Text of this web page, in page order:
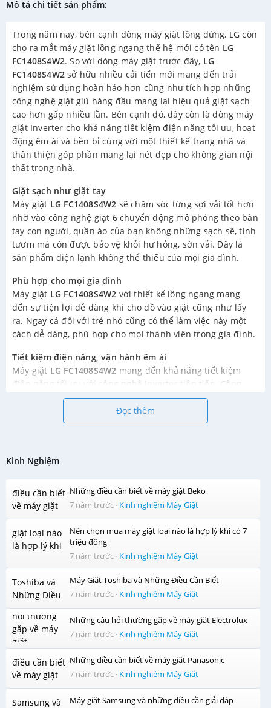
Kinh Nghiệm
Những điều cần biết về máy giặt Beko
7 năm trước · Kinh nghiệm Máy Giặt
Nên chọn mua máy giặt loại nào là hợp lý khi có 7
triệu đồng
7 năm trước · Kinh nghiệm Máy Giặt
Máy Giặt Toshiba và Những Điều Cần Biết
7 năm trước · Kinh nghiệm Máy Giặt
Những câu hỏi thường gặp về máy giặt Electrolux
7 năm trước · Kinh nghiệm Máy Giặt
Những điều cần biết về máy giặt Panasonic
7 năm trước · Kinh nghiệm Máy Giặt
Máy giặt Samsung và những điều cần giải đáp
Mô tả chi tiết sản phẩm:
Trong năm nay, bên cạnh dòng máy giặt lồng đứng, LG còn
cho ra mắt máy giặt lồng ngang thế hệ mới có tên LG
FC1408S4W2. So với dòng máy giặt trước đây, LG
FC1408S4W2 sở hữu nhiều cải tiến mới mang đến trải
nghiệm sử dụng hoàn hảo hơn cũng như tích hợp những
công nghệ giặt giũ hàng đầu mang lại hiệu quả giặt sạch
cao hơn gấp nhiều lần. Bên cạnh đó, đây còn là dòng máy
giặt Inverter cho khả năng tiết kiệm điện năng tối ưu, hoạt
động êm ái và bền bỉ cùng với một thiết kế trang nhã và
thân thiện góp phần mang lại nét đẹp cho không gian nội
thất trong nhà.
Giặt sạch như giặt tay
Máy giặt LG FC1408S4W2 sẽ chăm sóc từng sợi vải tốt hơn
nhờ vào công nghệ giặt 6 chuyển động mô phỏng theo bàn
tay con người, quần áo của bạn không những sạch sẽ, tinh
tươm mà còn được bảo vệ khỏi hư hỏng, sờn vải. Đây là
sản phẩm điện lạnh không thể thiếu của mọi gia đình.
Phù hợp cho mọi gia đình
Máy giặt LG FC1408S4W2 với thiết kế lồng ngang mang
đến sự tiện lợi dễ dàng khi cho đồ vào giặt cũng như lấy
ra. Ngay cả đối với trẻ nhỏ cũng có thể làm việc này một
cách dễ dàng, phù hợp cho mọi thành viên trong gia đình.
Tiết kiệm điện năng, vận hành êm ái
Máy giặt LG FC1408S4W2 mang đến khả năng tiết kiệm
điện năng tối ưu với công nghệ Inverter tiên tiến. Công
nghệ này còn cho phép máy hoạt động êm hơn, không ồn
ào khó chịu, cho bạn một không gian thoải mái để thực
hiện những công việc khác.
Với tính năng cực kỳ thông minh, máy giặt
ngột. Máy giặt có thể ghi nhớ chương trình đang chạy và
khởi động lại sau khi bị mất điện đột ngột, nhờ đó quần áo
sẽ được giặt tiếp tục đúng với chu trình mà không phải
thực hiện lại từ đầu tốn thời gian và chi phí.
Điều khiển tiện lợi dễ dùng
Hệ thống điều khiển được thiết kế đơn giản với nút vặn và
màn hình LCD hiển thị thông tin máy giặt. Thông tin chỉ
dẫn trên bảng điều khiển còn được trang bị song ngữ,
giúp tất cả mọi người đều có thể sử dụng máy giặt một
cách thuần thục và nhanh chóng.
Đọc thêm